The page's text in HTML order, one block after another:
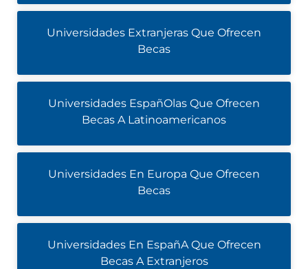
Universidades Extranjeras Que Ofrecen
Becas
Universidades EspañOlas Que Ofrecen
Becas A Latinoamericanos
Universidades En Europa Que Ofrecen
Becas
Universidades En EspañA Que Ofrecen
Becas A Extranjeros